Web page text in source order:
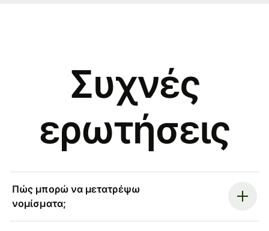
Συχνές
ερωτήσεις
Πώς μπορώ να μετατρέψω
νομίσματα;